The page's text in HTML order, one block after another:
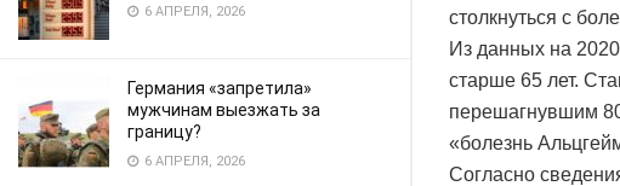
6 АПРЕЛЯ, 2026
Германия «запретила»
мужчинам выезжать за
границу?
6 АПРЕЛЯ, 2026
столкнуться с
Из данных на 2020
старше 65 лет.
перешагнувшим
«болезнь
Согласно